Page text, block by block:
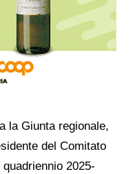
la Giunta regionale,
del Comitato
2025-